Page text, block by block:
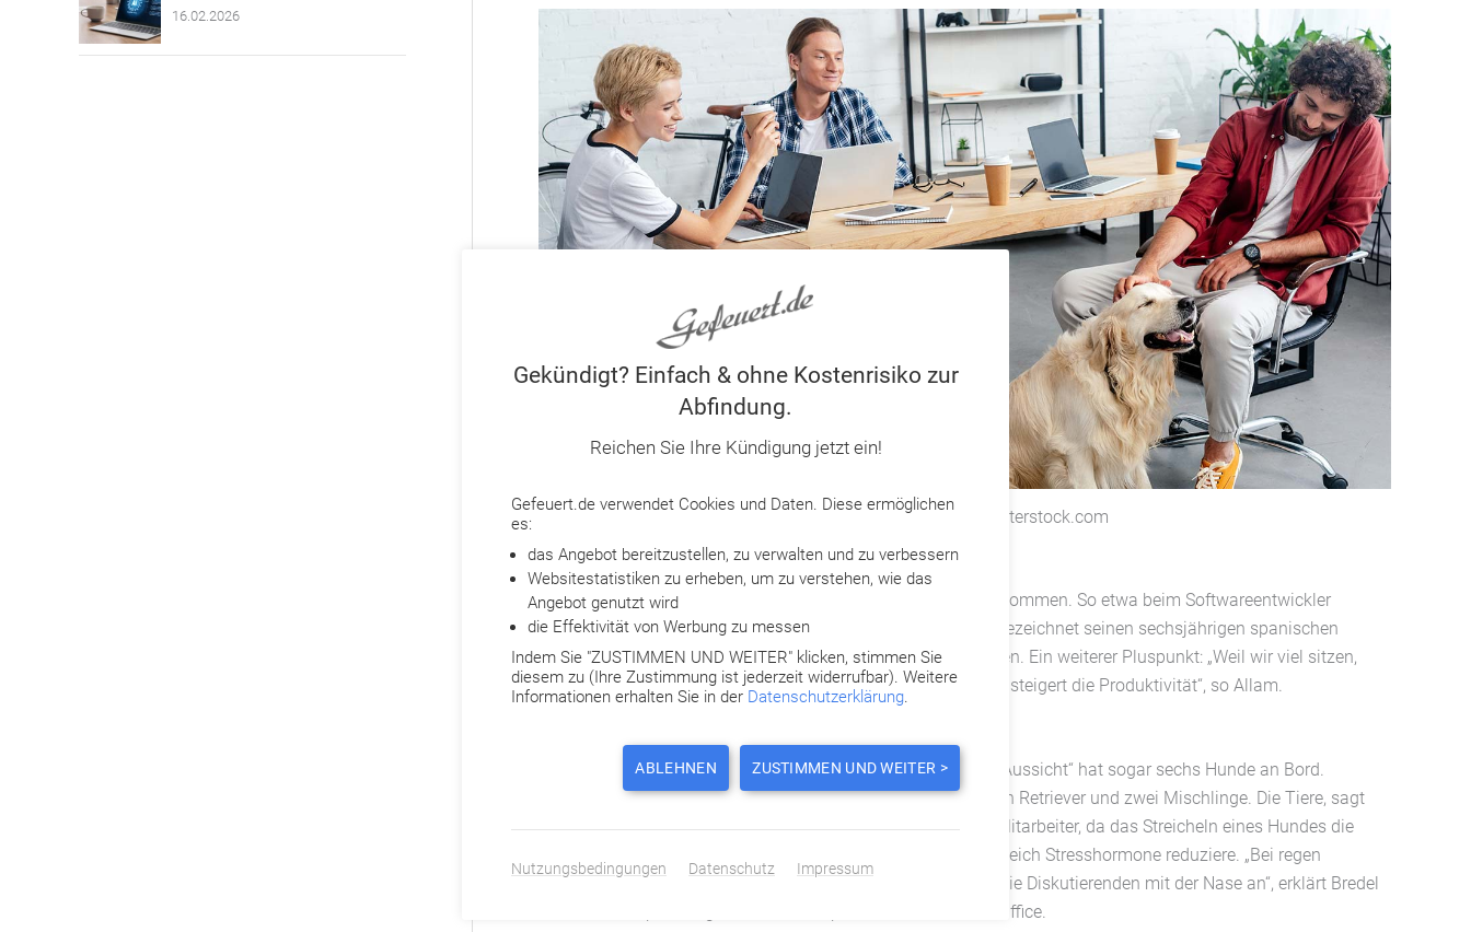
16.02.2026
LightField Studios / shutterstock.com
Tierisch gute Vibes
In zahlreichen Unternehmen ist man längst auf den Hund gekommen. So etwa beim Softwareentwickler
EduTecs aus Fulda. Dessen Geschäftsführer Senouci Allam bezeichnet seinen sechsjährigen spanischen
Straßenhund als „echten Ruhepol“ für die Kollegen und Kunden. Ein weiterer Pluspunkt: „Weil wir viel sitzen,
zwingt mich der Hund zu Bewegung an der frischen Luft. Das steigert die Produktivität“, so Allam.
Hunde als natürliches Anti-Depressivum
Die ebenfalls in Hessen angesiedelte Werbeagentur „Schöne Aussicht“ hat sogar sechs Hunde an Bord.
Darunter ein Dackel, ein Dalmatiner, ein Chihuahua, ein Golden Retriever und zwei Mischlinge. Die Tiere, sagt
Geschäftsführer Nicholas Bredel, wirken beruhigend auf die Mitarbeiter, da das Streicheln eines Hundes die
Ausschüttung von Entspannungshormonen auslöse und zugleich Stresshormone reduziere. „Bei regen
Diskussionen merken die Hunde die Spannung und stupsen die Diskutierenden mit der Nase an“, erklärt Bredel
einen der entspannungsfördernden Aspekte von Hunden im Office.
Gekündigt? Einfach & ohne Kostenrisiko zur
Abfindung.
Reichen Sie Ihre Kündigung jetzt ein!
Gefeuert.de verwendet Cookies und Daten. Diese ermöglichen
es:
das Angebot bereitzustellen, zu verwalten und zu verbessern
Websitestatistiken zu erheben, um zu verstehen, wie das
Angebot genutzt wird
die Effektivität von Werbung zu messen
Indem Sie "ZUSTIMMEN UND WEITER" klicken, stimmen Sie
diesem zu (Ihre Zustimmung ist jederzeit widerrufbar). Weitere
Informationen erhalten Sie in der Datenschutzerklärung.
ABLEHNEN ZUSTIMMEN UND WEITER >
Nutzungsbedingungen Datenschutz Impressum